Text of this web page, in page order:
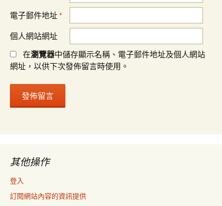
電子郵件地址 *
個人網站網址
在瀏覽器中儲存顯示名稱、電子郵件地址及個人網站
網址，以供下次發佈留言時使用。
其他操作
登入
訂閱網站內容的資訊提供